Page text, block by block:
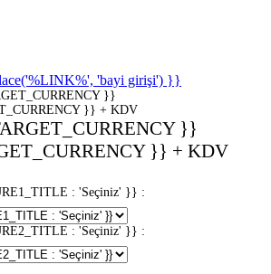
'bayi girişi') }}
}}
}} + KDV
}}
}} + KDV
: 'Seçiniz' }} :
: 'Seçiniz' }} :